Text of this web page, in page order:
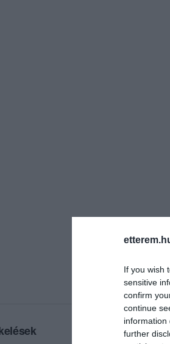
If you wish
sensitive
confirm
continue
information
further